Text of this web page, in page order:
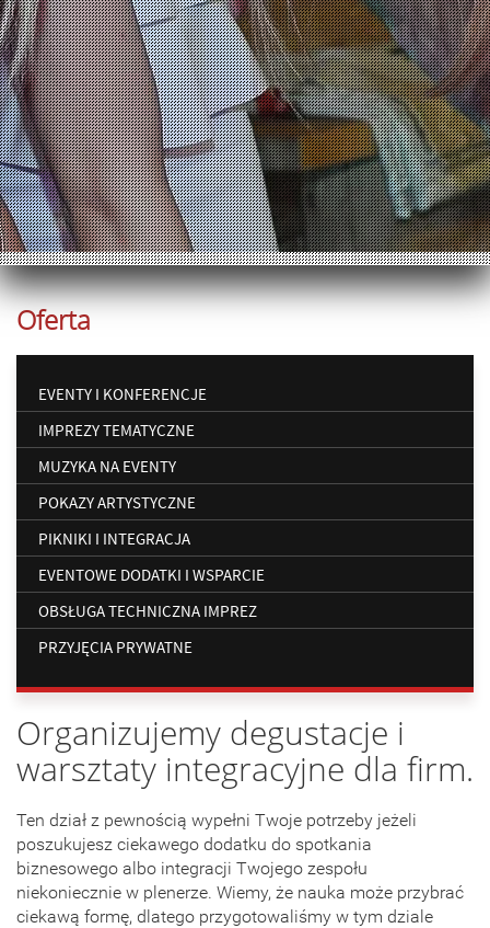
Oferta
EVENTY I KONFERENCJE
IMPREZY TEMATYCZNE
MUZYKA NA EVENTY
POKAZY ARTYSTYCZNE
PIKNIKI I INTEGRACJA
EVENTOWE DODATKI I WSPARCIE
OBSŁUGA TECHNICZNA IMPREZ
PRZYJĘCIA PRYWATNE
Organizujemy degustacje i
warsztaty integracyjne dla firm.
Ten dział z pewnością wypełni Twoje potrzeby jeżeli
poszukujesz ciekawego dodatku do spotkania
biznesowego albo integracji Twojego zespołu
niekoniecznie w plenerze. Wiemy, że nauka może przybrać
ciekawą formę, dlatego przygotowaliśmy w tym dziale